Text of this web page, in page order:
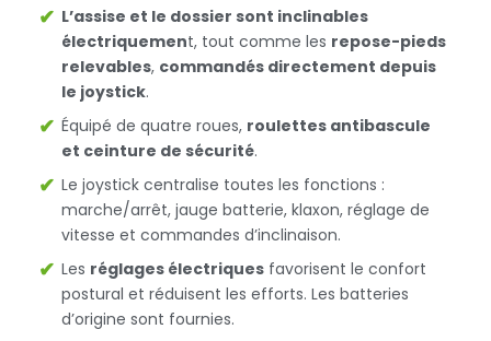
L’assise et le dossier sont inclinables
électriquement, tout comme les repose-pieds
relevables, commandés directement depuis
le joystick.
Équipé de quatre roues, roulettes antibascule
et ceinture de sécurité.
Le joystick centralise toutes les fonctions :
marche/arrêt, jauge batterie, klaxon, réglage de
vitesse et commandes d’inclinaison.
Les réglages électriques favorisent le confort
postural et réduisent les efforts. Les batteries
d’origine sont fournies.